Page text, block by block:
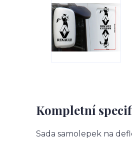
Kompletní
Sada samolepek na